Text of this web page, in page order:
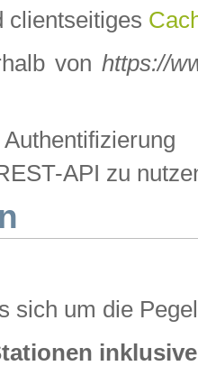
clientseitiges
von https://
API zu
sich um die